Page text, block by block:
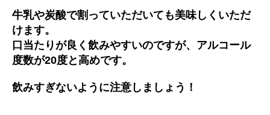
牛乳や炭酸で割っていただいても美味しくいただ
けます。
口当たりが良く飲みやすいのですが、アルコール
度数が20度と高めです。
飲みすぎないように注意しましょう！